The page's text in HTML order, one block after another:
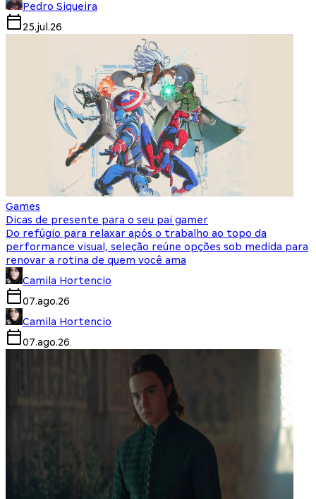
Pedro Siqueira
25.jul.26
Games
Dicas de presente para o seu pai gamer
Do refúgio para relaxar após o trabalho ao topo da
performance visual, seleção reúne opções sob medida para
renovar a rotina de quem você ama
Camila Hortencio
07.ago.26
Camila Hortencio
07.ago.26